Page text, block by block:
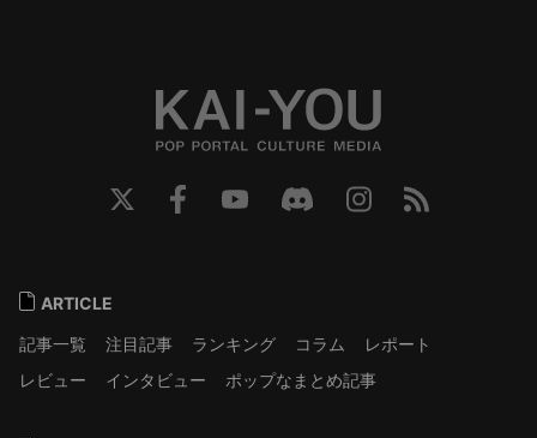
ARTICLE
記事一覧
注目記事 ランキング コラム
レポート
レビュー
インタビュー ポップなまとめ記事